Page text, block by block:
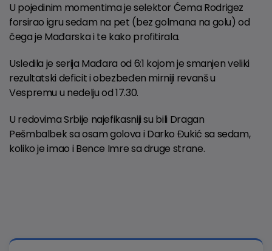
U pojedinim momentima je selektor Ćema Rodrigez
forsirao igru sedam na pet (bez golmana na golu) od
čega je Mađarska i te kako profitirala.
Usledila je serija Mađara od 6:1 kojom je smanjen veliki
rezultatski deficit i obezbeđen mirniji revanš u
Vespremu u nedelju od 17.30.
U redovima Srbije najefikasniji su bili Dragan
Pešmbalbek sa osam golova i Darko Đukić sa sedam,
koliko je imao i Bence Imre sa druge strane.